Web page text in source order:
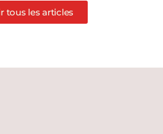
tous les articles